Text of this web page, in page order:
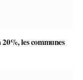
les communes